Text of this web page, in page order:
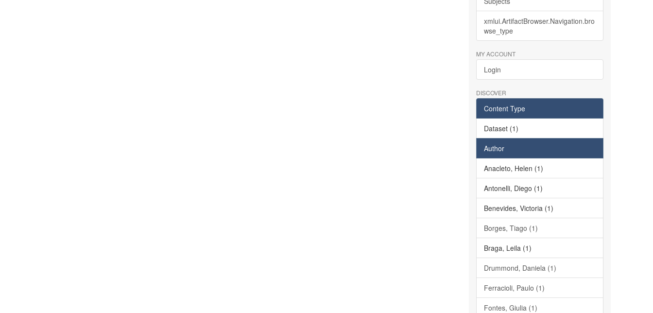
xmlui.ArtifactBrowser.Navigation.bro
wse_type
MY ACCOUNT
Login
DISCOVER
Content Type
Dataset (1)
Author
Anacleto, Helen (1)
Antonelli, Diego (1)
Benevides, Victoria (1)
Borges, Tiago (1)
Braga, Leila (1)
Drummond, Daniela (1)
Ferracioli, Paulo (1)
Fontes, Giulia (1)